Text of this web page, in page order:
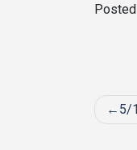
5/